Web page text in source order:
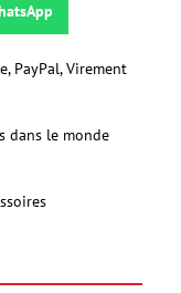
PayPal, Virement
dans le monde